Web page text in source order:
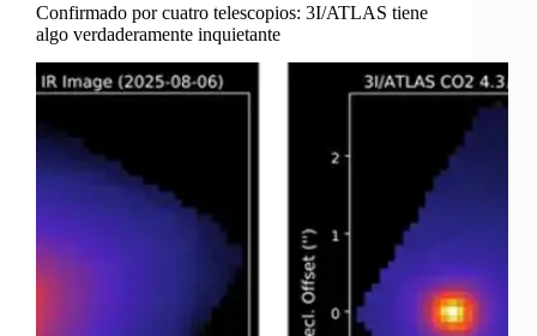
Confirmado por cuatro telescopios: 3I/ATLAS tiene
algo verdaderamente inquietante